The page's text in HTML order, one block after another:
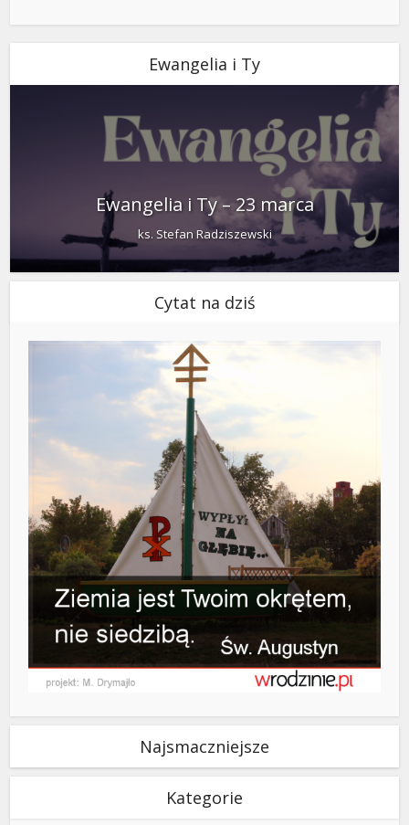
Ewangelia i Ty
Ewangelia i Ty – 23 marca
ks. Stefan Radziszewski
Cytat na dziś
Najsmaczniejsze
Kategorie